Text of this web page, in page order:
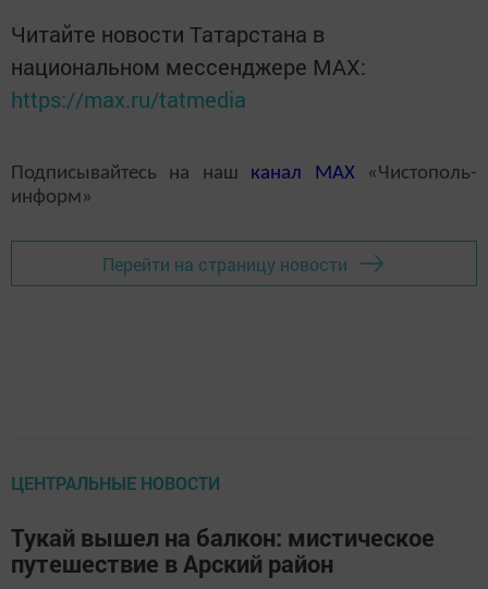
Читайте новости Татарстана в
национальном мессенджере MАХ:
https://max.ru/tatmedia
Подписывайтесь на наш канал MAX«Чистополь-
информ»
Перейти на страницу новости
ЦЕНТРАЛЬНЫЕ НОВОСТИ
Тукай вышел на балкон: мистическое
путешествие в Арский район